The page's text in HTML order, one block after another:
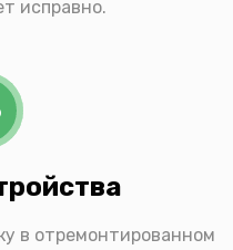
исправно.
в отремонтированном